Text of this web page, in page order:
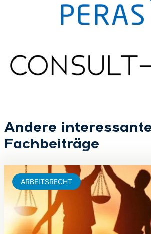
Andere
Fachbeiträge
ARBEITSRECHT